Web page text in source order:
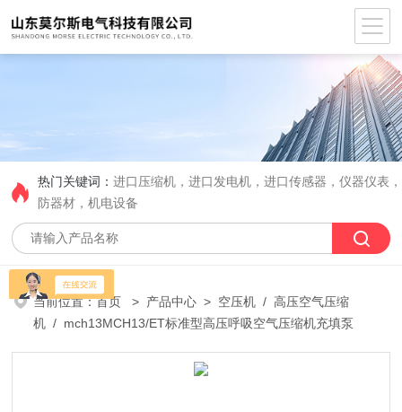
热门关键词：进口压缩机，进口发电机，进口传感器，仪器仪表
防器材，机电设备
当前位置：首页 > 产品中心 > 空压机 /高压空气压缩
机 / mch13MCH13/ET标准型高压呼吸空气压缩机充填泵